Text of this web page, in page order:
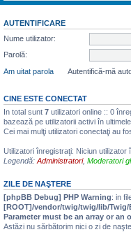
AUTENTIFICARE
Nume utilizator:
Parolă:
Am uitat parola
Autentifică-mă
CINE ESTE CONECTAT
In total sunt 7 utilizatori online :: 0
bazează pe utilizatorii activi în
Cei mai mulţi utilizatori conectaţi au
Utilizatori înregistraţi: Niciun utilizator
Legendă: Administratori, Moderatori
ZILE DE NAŞTERE
[phpBB Debug] PHP Warning: in
[ROOT]/vendor/twig/twig/lib/
Parameter must be an array or
Astăzi nu sărbătorim nici o zi de